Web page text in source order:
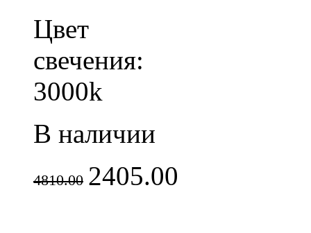
Цвет
свечения:
3000k
В наличии
4810.00 2405.00